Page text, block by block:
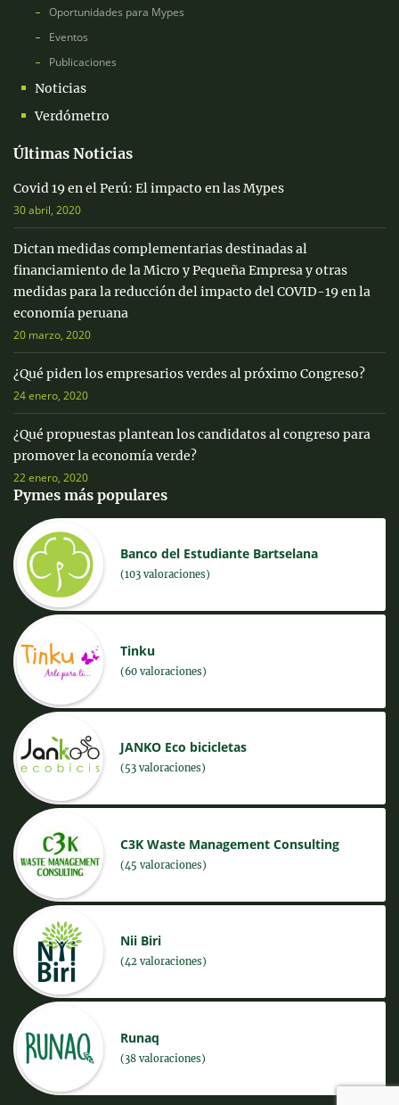
Oportunidades para Mypes
Eventos
Publicaciones
Noticias
Verdómetro
Últimas Noticias
Covid 19 en el Perú: El impacto en las Mypes
30 abril, 2020
Dictan medidas complementarias destinadas al
financiamiento de la Micro y Pequeña Empresa y otras
medidas para la reducción del impacto del COVID-19 en la
economía peruana
20 marzo, 2020
¿Qué piden los empresarios verdes al próximo Congreso?
24 enero, 2020
¿Qué propuestas plantean los candidatos al congreso para
promover la economía verde?
22 enero, 2020
Pymes más populares
Banco del Estudiante Bartselana
(103 valoraciones)
Tinku
(60 valoraciones)
JANKO Eco bicicletas
(53 valoraciones)
C3K Waste Management Consulting
(45 valoraciones)
Nii Biri
(42 valoraciones)
Runaq
(38 valoraciones)